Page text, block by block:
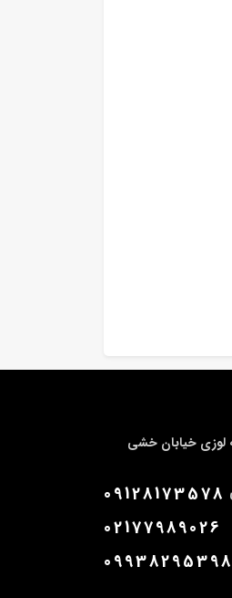
لوزی خیابان خشی
09128173578
02177989026
09938295398